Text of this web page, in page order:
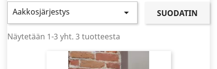
Aakkosjärjestys  SUODATIN
Näytetään 1-3 yht. 3 tuotteesta